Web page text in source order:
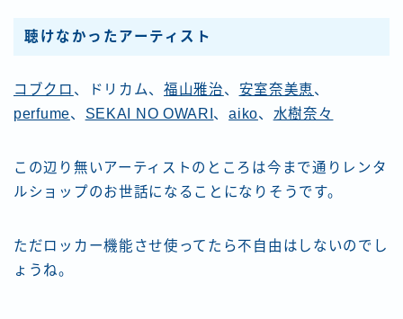
聴けなかったアーティスト
コブクロ 、ドリカム、福山雅治、 安室奈美恵、
perfume、 SEKAI NO OWARI 、aiko、 水樹奈々
この辺り無いアーティストのところは今まで通りレンタ
ルショップのお世話になることになりそうです。
ただロッカー機能させ使ってたら不自由はしないのでし
ょうね。